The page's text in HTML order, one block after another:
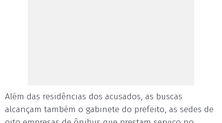
Além das residências dos acusados, as buscas
alcançam também o gabinete do prefeito, as sedes de